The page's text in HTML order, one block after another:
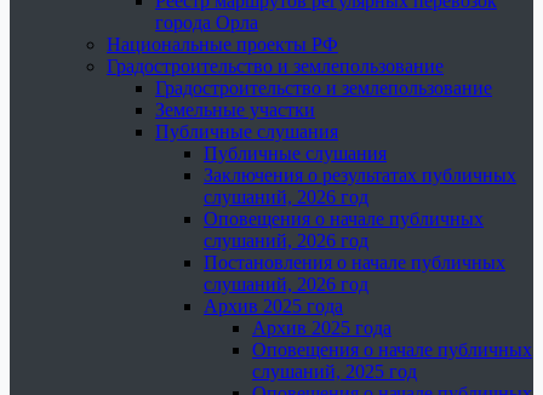
города Орла
Национальные проекты РФ
Градостроительство и землепользование
Градостроительство и землепользование
Земельные участки
Публичные слушания
Публичные слушания
Заключения о результатах публичных
слушаний, 2026 год
Оповещения о начале публичных
слушаний, 2026 год
Постановления о начале публичных
слушаний, 2026 год
Архив 2025 года
Архив 2025 года
Оповещения о начале публичных
слушаний, 2025 год